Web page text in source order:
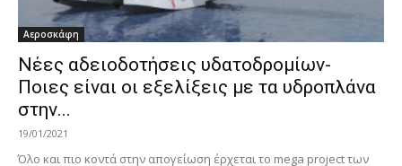
Αεροσκάφη
Nέες αδειοδοτήσεις υδατοδρομίων-
Ποιες είναι οι εξελίξεις με τα υδροπλάνα
στην...
19/01/2021
Όλο και πιο κοντά στην απογείωση έρχεται το mega project των